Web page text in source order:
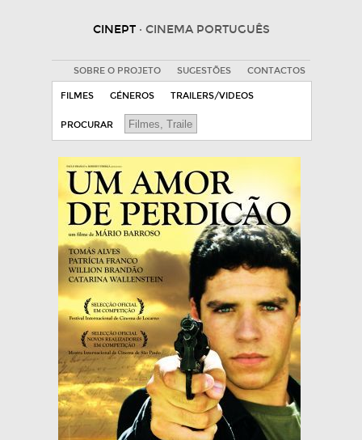
CINEPT · CINEMA PORTUGUÊS
SOBRE O PROJETO SUGESTÕES CONTACTOS
FILMES GÉNEROS TRAILERS/VIDEOS
PROCURAR